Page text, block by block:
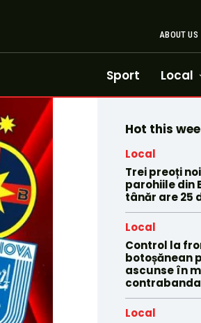
ABOUT US
Sport Local
Hot this
Local
Trei preoți
parohiile din
tânăr are 25
Local
Control la
botoșănean
ascunse în
contrabanda
Local